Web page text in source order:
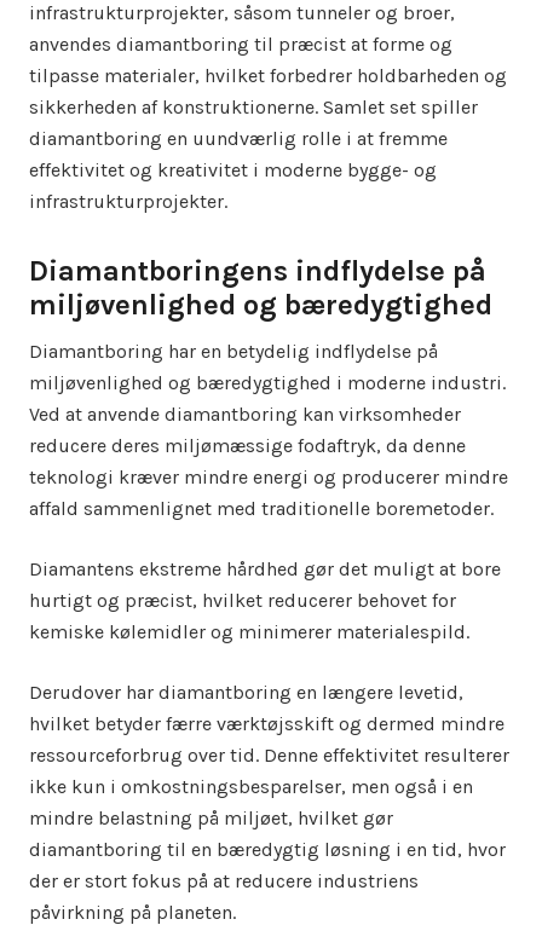
infrastrukturprojekter, såsom tunneler og broer,
anvendes diamantboring til præcist at forme og
tilpasse materialer, hvilket forbedrer holdbarheden og
sikkerheden af konstruktionerne. Samlet set spiller
diamantboring en uundværlig rolle i at fremme
effektivitet og kreativitet i moderne bygge- og
infrastrukturprojekter.
Diamantboringens indflydelse på
miljøvenlighed og bæredygtighed
Diamantboring har en betydelig indflydelse på
miljøvenlighed og bæredygtighed i moderne industri.
Ved at anvende diamantboring kan virksomheder
reducere deres miljømæssige fodaftryk, da denne
teknologi kræver mindre energi og producerer mindre
affald sammenlignet med traditionelle boremetoder.
Diamantens ekstreme hårdhed gør det muligt at bore
hurtigt og præcist, hvilket reducerer behovet for
kemiske kølemidler og minimerer materialespild.
Derudover har diamantboring en længere levetid,
hvilket betyder færre værktøjsskift og dermed mindre
ressourceforbrug over tid. Denne effektivitet resulterer
ikke kun i omkostningsbesparelser, men også i en
mindre belastning på miljøet, hvilket gør
diamantboring til en bæredygtig løsning i en tid, hvor
der er stort fokus på at reducere industriens
påvirkning på planeten.